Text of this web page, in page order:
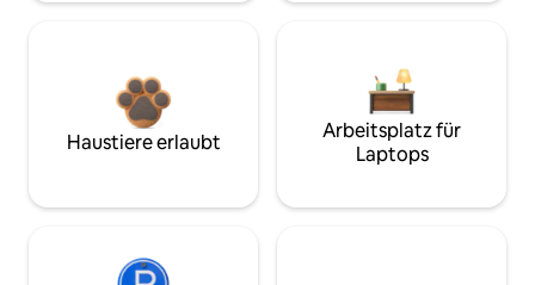
Haustiere erlaubt
Arbeitsplatz für
Laptops